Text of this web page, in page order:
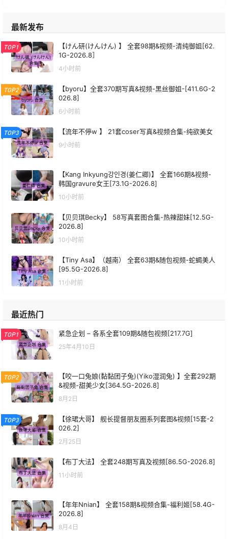
最新发布
TOP1
【けん研(けんけん) 】 全套98期&视频-清纯御姐[62.
1G-2026.8］
4小时前
TOP2
【byoru】全套370期写真&视频-黑丝御姐-[411.6G-2
026.8]
6小时前
TOP3 【流年不停w 】 21套coser写真&视频合集-纯欲美女
9小时前
【Kang Inkyung강인경(姜仁卿)】 全套166期&视频-
韩国gravure女王[73.1G-2026.8]
10小时前
【贝贝琪Becky】 58写真套图合集-热辣甜妹[12.5G-
2026.8]
10小时前
【Tiny Asa】（越南） 全套63期&随包视频-蛇蝎美人
[95.5G-2026.8]
11小时前
最近热门
TOP1 紧急企划 – 各系全套109期&随包视频[217.7G]
25年4月10日
TOP2
【咬一口兔娘(黏黏团子兔)(Yiko湿润兔) 】全套292期
&视频-甜美少女[364.5G-2026.8]
8月2日
TOP3
【徐珺大哥】 舰长提督朋友圈系列套图&视频[15套-2
026.2]
2月25日
【布丁大法】 全套248期写真及视频[86.5G-2026.8]
11小时前
【年年Nnian】 全套158期&视频合集-福利姬[58.4G-
2026.8]
8月4日